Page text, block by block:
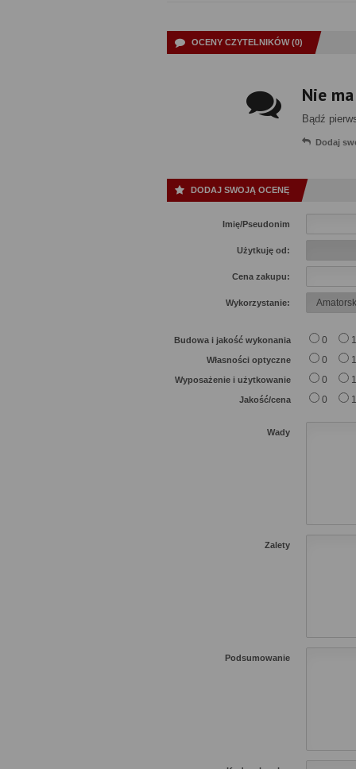
OCENY CZYTELNIKÓW (0)
Nie
Bądź
Dodaj
DODAJ SWOJĄ OCENĘ
Imię/Pseudonim
Użytkuję od:
Cena zakupu:
Wykorzystanie:
Budowa i jakość wykonania 0 1
Własności optyczne 0 1
Wyposażenie i użytkowanie 0 1
Jakość/cena 0 1
Wady
Zalety
Podsumowanie